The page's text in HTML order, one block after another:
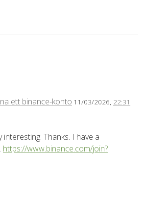
ett binance-konto 11/03/2026, 22:31
interesting. Thanks. I have a
https://www.binance.com/join?